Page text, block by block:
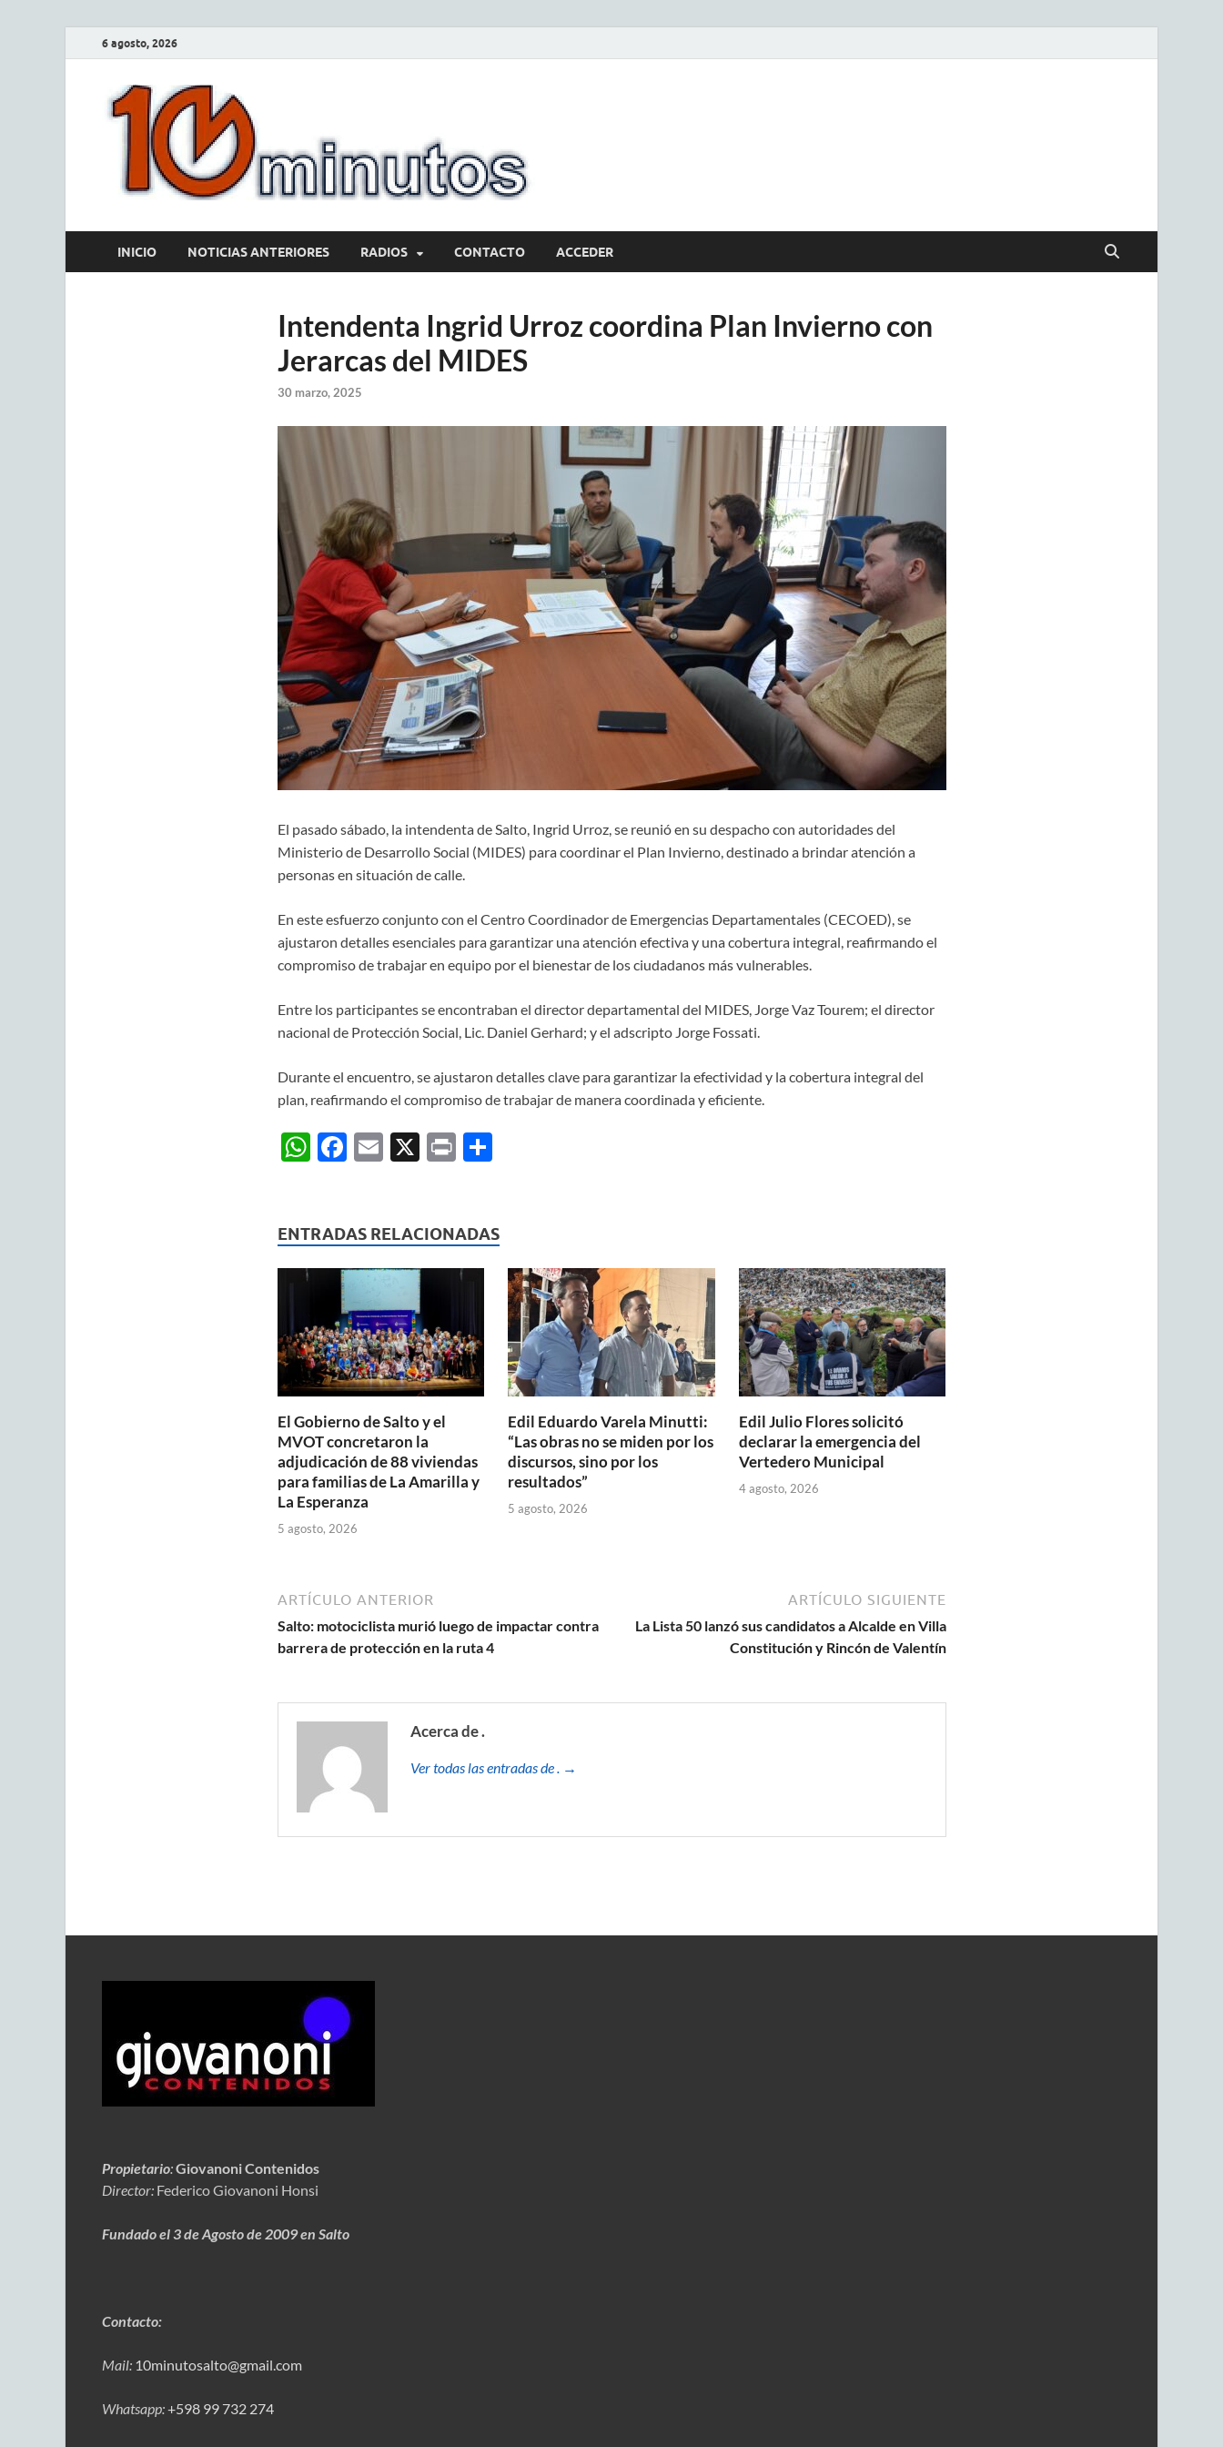
6 agosto, 2026
INICIO NOTICIAS ANTERIORES RADIOS CONTACTO ACCEDER
Intendenta Ingrid Urroz coordina Plan Invierno con
Jerarcas del MIDES
30 marzo, 2025
El pasado sábado, la intendenta de Salto, Ingrid Urroz, se reunió en su despacho con autoridades del
Ministerio de Desarrollo Social (MIDES) para coordinar el Plan Invierno, destinado a brindar atención a
personas en situación de calle.
En este esfuerzo conjunto con el Centro Coordinador de Emergencias Departamentales (CECOED), se
ajustaron detalles esenciales para garantizar una atención efectiva y una cobertura integral, reafirmando el
compromiso de trabajar en equipo por el bienestar de los ciudadanos más vulnerables.
Entre los participantes se encontraban el director departamental del MIDES, Jorge Vaz Tourem; el director
nacional de Protección Social, Lic. Daniel Gerhard; y el adscripto Jorge Fossati.
Durante el encuentro, se ajustaron detalles clave para garantizar la efectividad y la cobertura integral del
plan, reafirmando el compromiso de trabajar de manera coordinada y eficiente.
W
s
A
p
F
b
o
o
k
E X P C
p
ar
ti
ENTRADAS RELACIONADAS
El Gobierno de Salto y el
MVOT concretaron la
adjudicación de 88 viviendas
para familias de La Amarilla y
La Esperanza
5 agosto, 2026
Edil Eduardo Varela Minutti:
“Las obras no se miden por los
discursos, sino por los
resultados”
5 agosto, 2026
Edil Julio Flores solicitó
declarar la emergencia del
Vertedero Municipal
4 agosto, 2026
ARTÍCULO ANTERIOR
Salto: motociclista murió luego de impactar contra
barrera de protección en la ruta 4
ARTÍCULO SIGUIENTE
La Lista 50 lanzó sus candidatos a Alcalde en Villa
Constitución y Rincón de Valentín
Acerca de .
Ver todas las entradas de . →
Propietario:Giovanoni Contenidos
Director: Federico Giovanoni Honsi
Fundado el 3 de Agosto de 2009 en Salto
Contacto:
Mail: 10minutosalto@gmail.com
Whatsapp:+598 99 732 274